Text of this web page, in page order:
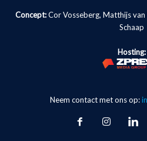
Concept:Cor Vosseberg, Matthijs van
Schaap
Hosting:
Neem contact met ons op: